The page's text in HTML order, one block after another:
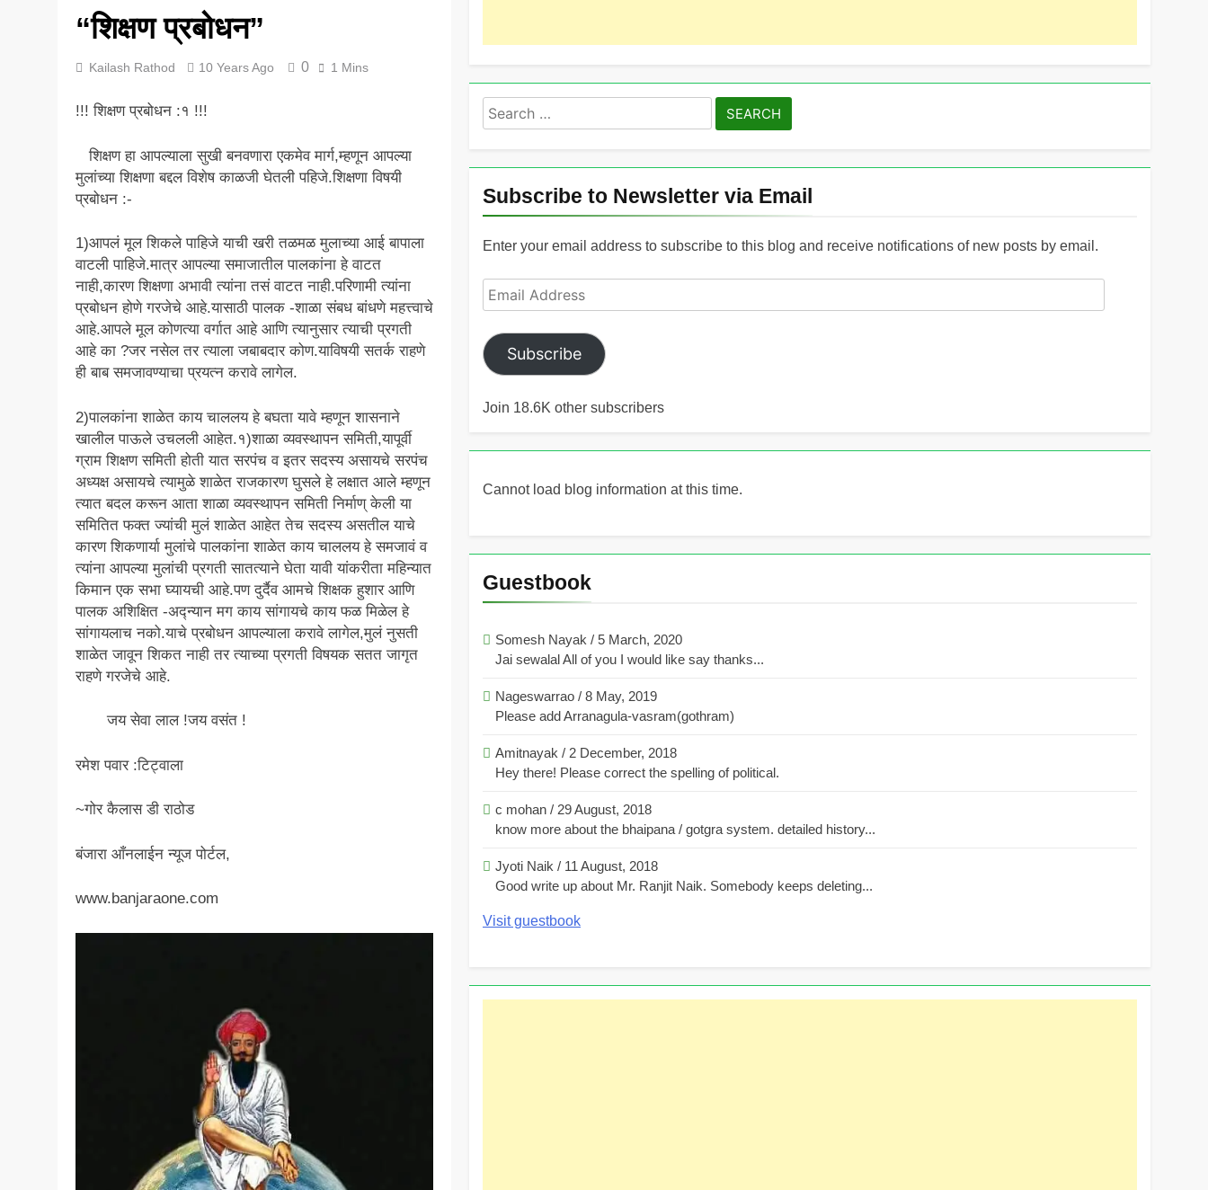
“शिक्षण प्रबोधन”
Kailash Rathod 10 Years Ago 0 1 Mins
​!!! शिक्षण प्रबोधन :१ !!!
शिक्षण हा आपल्याला सुखी बनवणारा एकमेव मार्ग,म्हणून आपल्या
मुलांच्या शिक्षणा बद्दल विशेष काळजी घेतली पहिजे.शिक्षणा विषयी
प्रबोधन :-
1)आपलं मूल शिकले पाहिजे याची खरी तळमळ मुलाच्या आई बापाला
वाटली पाहिजे.मात्र आपल्या समाजातील पालकांना हे वाटत
नाही,कारण शिक्षणा अभावी त्यांना तसं वाटत नाही.परिणामी त्यांना
प्रबोधन होणे गरजेचे आहे.यासाठी पालक -शाळा संबध बांधणे महत्त्वाचे
आहे.आपले मूल कोणत्या वर्गात आहे आणि त्यानुसार त्याची प्रगती
आहे का ?जर नसेल तर त्याला जबाबदार कोण.याविषयी सतर्क राहणे
ही बाब समजावण्याचा प्रयत्न करावे लागेल.
2)पालकांना शाळेत काय चाललय हे बघता यावे म्हणून शासनाने
खालील पाऊले उचलली आहेत.१)शाळा व्यवस्थापन समिती,यापूर्वी
ग्राम शिक्षण समिती होती यात सरपंच व इतर सदस्य असायचे सरपंच
अध्यक्ष असायचे त्यामुळे शाळेत राजकारण घुसले हे लक्षात आले म्हणून
त्यात बदल करून आता शाळा व्यवस्थापन समिती निर्माण् केली या
समितित फक्त ज्यांची मुलं शाळेत आहेत तेच सदस्य असतील याचे
कारण शिकणार्या मुलांचे पालकांना शाळेत काय चाललय हे समजावं व
त्यांना आपल्या मुलांची प्रगती सातत्याने घेता यावी यांकरीता महिन्यात
किमान एक सभा घ्यायची आहे.पण दुर्दैव आमचे शिक्षक हुशार आणि
पालक अशिक्षित -अद्न्यान मग काय सांगायचे काय फळ मिळेल हे
सांगायलाच नको.याचे प्रबोधन आपल्याला करावे लागेल,मुलं नुसती
शाळेत जावून शिकत नाही तर त्याच्या प्रगती विषयक सतत जागृत
राहणे गरजेचे आहे.
जय सेवा लाल !जय वसंत !
रमेश पवार :टिट्वाला
~गोर कैलास डी राठोड
बंजारा आँनलाईन न्यूज पोर्टल,
www.banjaraone.com
Search
for:
Subscribe to Newsletter via Email
Enter your email address to subscribe to this blog and receive notifications of new posts by email.
Email
Address
Subscribe
Join 18.6K other subscribers
Cannot load blog information at this time.
Guestbook
Somesh Nayak / 5 March, 2020
Jai sewalal All of you I would like say thanks...
Nageswarrao / 8 May, 2019
Please add Arranagula-vasram(gothram)
Amitnayak / 2 December, 2018
Hey there! Please correct the spelling of political.
c mohan / 29 August, 2018
know more about the bhaipana / gotgra system. detailed history...
Jyoti Naik / 11 August, 2018
Good write up about Mr. Ranjit Naik. Somebody keeps deleting...
Visit guestbook